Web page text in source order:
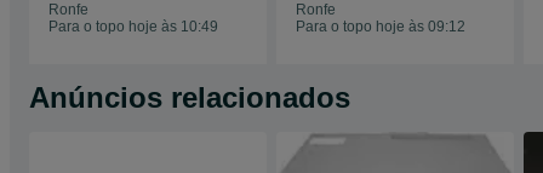
Ronfe
Para o topo hoje às 10:49
Ronfe
Para o topo hoje às 09:12
Anúncios relacionados